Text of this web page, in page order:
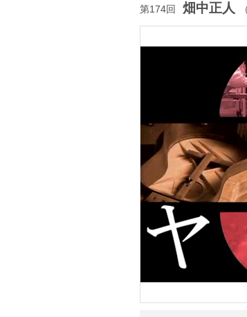
第174回 畑中正人